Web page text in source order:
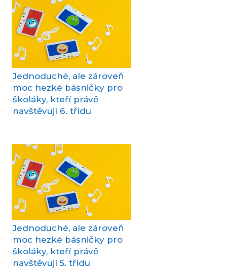
Jednoduché, ale zároveň
moc hezké básničky pro
školáky, kteří právě
navštěvují 6. třídu
Jednoduché, ale zároveň
moc hezké básničky pro
školáky, kteří právě
navštěvují 5. třídu